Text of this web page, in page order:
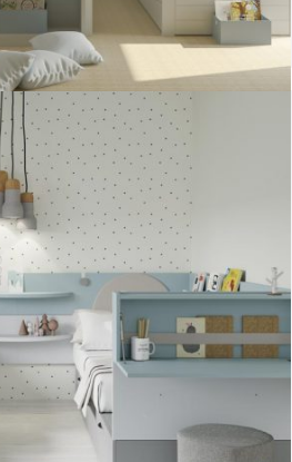
Cama Aspen